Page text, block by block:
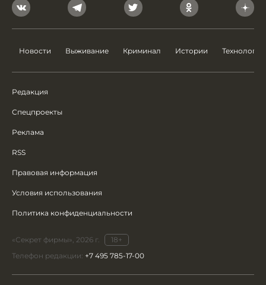
Новости Выживание Криминал Истории Технологии
Редакция
Спецпроекты
Реклама
RSS
Правовая информация
Условия использования
Политика конфиденциальности
«Секрет фирмы», 2026 г.
18+
Телефон редакции: +7 495 785-17-00